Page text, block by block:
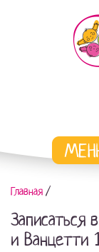
Главная /
Записаться
и Ванцетти